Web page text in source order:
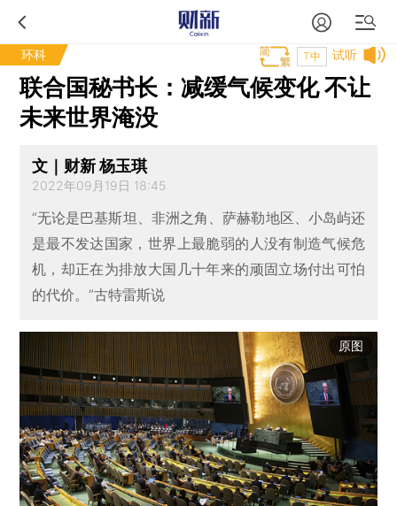
环科 试听
T中
联合国秘书长：减缓气候变化 不让
未来世界淹没
文｜财新 杨玉琪
2022年09月19日 18:45
“无论是巴基斯坦、非洲之角、萨赫勒地区、小岛屿还
是最不发达国家，世界上最脆弱的人没有制造气候危
机，却正在为排放大国几十年来的顽固立场付出可怕
的代价。”古特雷斯说
原图